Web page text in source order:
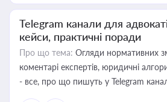
Telegram канали для
кейси, практичні поради
Про що тема: Огляди нормативних
коментарі експертів, юридичні
- все, про що пишуть у Telegram